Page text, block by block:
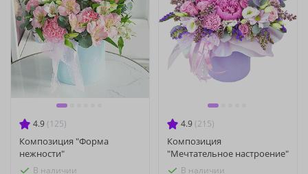
4.9 (125)
Композиция "Форма
нежности"
В наличии
4.9 (215)
Композиция
"Мечтательное настроение"
В наличии